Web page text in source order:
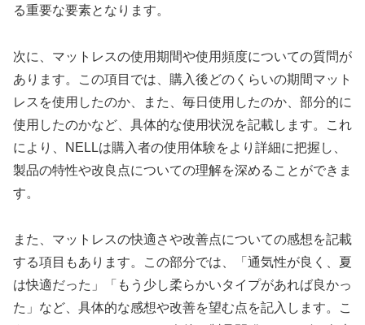
る重要な要素となります。
次に、マットレスの使用期間や使用頻度についての質問が
あります。この項目では、購入後どのくらいの期間マット
レスを使用したのか、また、毎日使用したのか、部分的に
使用したのかなど、具体的な使用状況を記載します。これ
により、NELLは購入者の使用体験をより詳細に把握し、
製品の特性や改良点についての理解を深めることができま
す。
また、マットレスの快適さや改善点についての感想を記載
する項目もあります。この部分では、「通気性が良く、夏
は快適だった」「もう少し柔らかいタイプがあれば良かっ
た」など、具体的な感想や改善を望む点を記入します。こ